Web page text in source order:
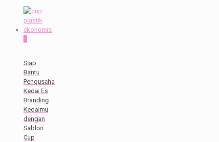
Siap
Bantu
Pengusaha
Kedai Es
Branding
Kedaimu
dengan
Sablon
Cup